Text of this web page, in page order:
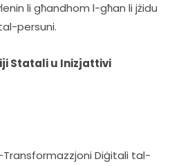
li għandhom l-għan li jżidu
persuni.
Statali u Inizjattivi
Diġitali tal-